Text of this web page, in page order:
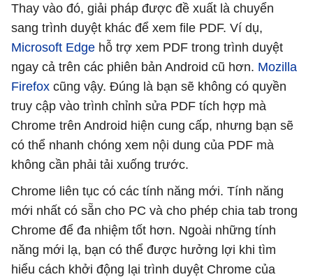
Thay vào đó, giải pháp được đề xuất là chuyển
sang trình duyệt khác để xem file PDF. Ví dụ,
Microsoft Edge hỗ trợ xem PDF trong trình duyệt
ngay cả trên các phiên bản Android cũ hơn. Mozilla
Firefox cũng vậy. Đúng là bạn sẽ không có quyền
truy cập vào trình chỉnh sửa PDF tích hợp mà
Chrome trên Android hiện cung cấp, nhưng bạn sẽ
có thể nhanh chóng xem nội dung của PDF mà
không cần phải tải xuống trước.
Chrome liên tục có các tính năng mới. Tính năng
mới nhất có sẵn cho PC và cho phép chia tab trong
Chrome để đa nhiệm tốt hơn. Ngoài những tính
năng mới lạ, bạn có thể được hưởng lợi khi tìm
hiểu cách khởi động lại trình duyệt Chrome của